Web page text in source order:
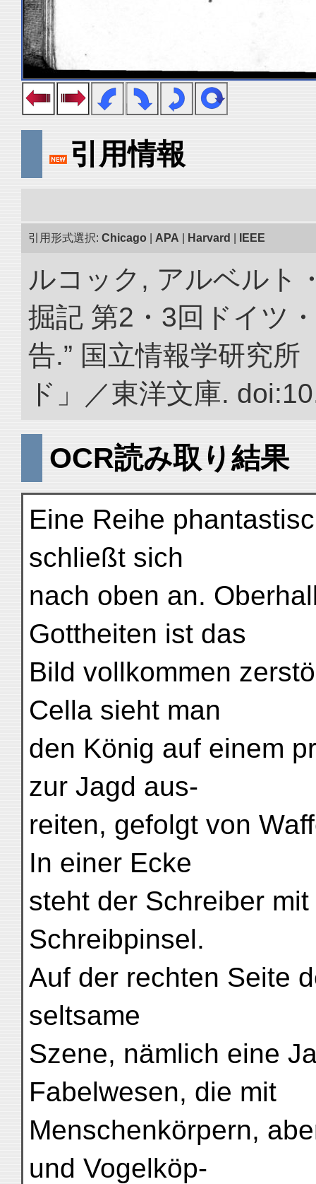
引用情報
引用形式選択: Chicago APA Harvard IEEE
ルコック, アルベルト
掘記 第2・3回ドイツ
告.” 国立情報学研究
ド」／東洋文庫.
OCR読み取り結果
Eine Reihe
schließt sich
nach oben an.
Gottheiten ist das
Bild vollkommen
Cella sieht man
den König auf einem
zur Jagd aus-
reiten, gefolgt von
In einer Ecke
steht der Schreiber
Schreibpinsel.
Auf der rechten Seite
seltsame
Szene, nämlich eine
Fabelwesen, die mit
Menschenkörpern,
und Vogelköp-